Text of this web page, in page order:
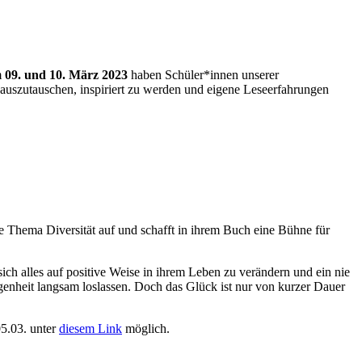
09. und 10. März 2023 haben Schüler*innen unserer
inspiriert zu werden und eigene Leseerfahrungen
Thema Diversität auf und schafft in ihrem Buch eine Bühne für
alles auf positive Weise in ihrem Leben zu verändern und ein nie
langsam loslassen. Doch das Glück ist nur von kurzer Dauer
unterdiesem Link möglich.